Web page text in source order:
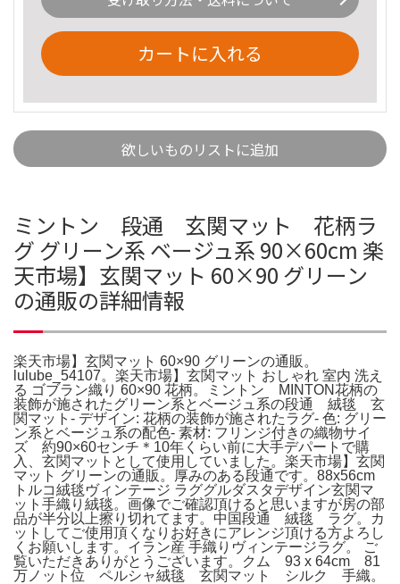
カートに入れる
欲しいものリストに追加
ミントン 段通 玄関マット 花柄ラ
グ グリーン系 ベージュ系 90×60cm 楽
天市場】玄関マット 60×90 グリーン
の通販の詳細情報
楽天市場】玄関マット 60×90 グリーンの通販。
lulube_54107。楽天市場】玄関マット おしゃれ 室内 洗え
る ゴブラン織り 60×90 花柄。ミントン MINTON花柄の
装飾が施されたグリーン系とベージュ系の段通 絨毯 玄
関マット- デザイン: 花柄の装飾が施されたラグ- 色: グリー
ン系とベージュ系の配色- 素材: フリンジ付きの織物サイ
ズ 約90×60センチ＊10年くらい前に大手デパートで購
入、玄関マットとして使用していました。楽天市場】玄関
マット グリーンの通販。厚みのある段通です。88x56cm
トルコ絨毯ヴィンテージ ラググルダスタデザイン玄関マ
ット手織り絨毯。画像でご確認頂けると思いますが房の部
品が半分以上擦り切れてます。中国段通 絨毯 ラグ。カ
ットしてご使用頂くなりお好きにアレンジ頂ける方よろし
くお願いします。イラン産 手織りヴィンテージラグ。 ご
覧いただきありがとうございます。クム 93 x 64cm 81
万ノット位 ペルシャ絨毯 玄関マット シルク 手織。